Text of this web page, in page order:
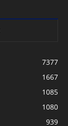
7377
1667
1085
1080
939